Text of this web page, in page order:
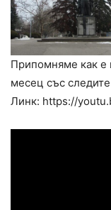
Припомняме как е
месец със следите
Линк: https://